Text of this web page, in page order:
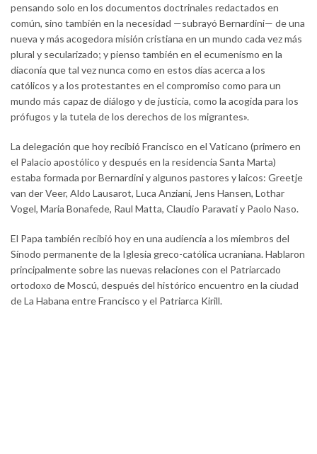
pensando solo en los documentos doctrinales redactados en
común, sino también en la necesidad —subrayó Bernardini— de una
nueva y más acogedora misión cristiana en un mundo cada vez más
plural y secularizado; y pienso también en el ecumenismo en la
diaconía que tal vez nunca como en estos días acerca a los
católicos y a los protestantes en el compromiso como para un
mundo más capaz de diálogo y de justicia, como la acogida para los
prófugos y la tutela de los derechos de los migrantes».
La delegación que hoy recibió Francisco en el Vaticano (primero en
el Palacio apostólico y después en la residencia Santa Marta)
estaba formada por Bernardini y algunos pastores y laicos: Greetje
van der Veer, Aldo Lausarot, Luca Anziani, Jens Hansen, Lothar
Vogel, Maria Bonafede, Raul Matta, Claudio Paravati y Paolo Naso.
El Papa también recibió hoy en una audiencia a los miembros del
Sínodo permanente de la Iglesia greco-católica ucraniana. Hablaron
principalmente sobre las nuevas relaciones con el Patriarcado
ortodoxo de Moscú, después del histórico encuentro en la ciudad
de La Habana entre Francisco y el Patriarca Kirill.